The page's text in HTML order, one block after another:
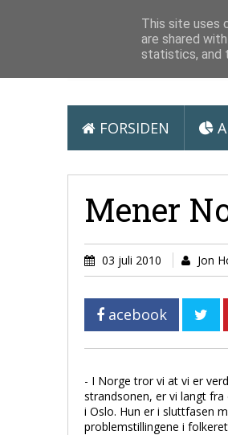
FORSIDEN
Mener
03 juli 2010 Jon
acebook
- I Norge tror vi at vi er
strandsonen, er vi langt
i Oslo. Hun er i sluttfasen
problemstillingene i
This site uses
are shared
statistics, and